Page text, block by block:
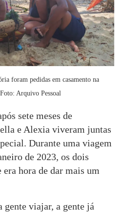
foram pedidas em casamento na
Arquivo Pessoal
sete meses de
e Alexia viveram juntas
Durante uma viagem
de 2023, os dois
hora de dar mais um
gente viajar, a gente já